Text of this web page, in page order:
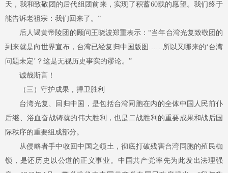
天，我和致敬团的后代组团前来，实现了积蓄60载的愿望。我们终于
能告诉老祖宗：我们回来了。”
后人谒黄帝陵团的顾问王晓波郑重表示：“当年台湾光复致敬团的
到来就是向世界宣布，台湾已经复归中国版图……所以又哪来的‘台湾
问题未定’？这是无视历史事实的谬论。”
诚哉斯言！
（三） 守护成果，捍卫胜利
台湾光复、回归中国，是包括台湾同胞在内的全体中国人民前仆
后继、浴血奋战铸就的伟大胜利，也是二战胜利的重要成果和战后国
际秩序的重要组成部分。
从侵略者手中收回中国之领土，彻底打破残害台湾同胞的殖民枷
锁，是还历史以公道的正义事业。中国共产党率先为此发出法理强